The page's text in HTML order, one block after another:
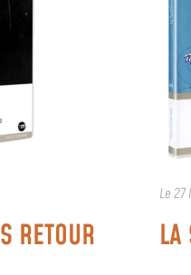
RETOUR
Le27